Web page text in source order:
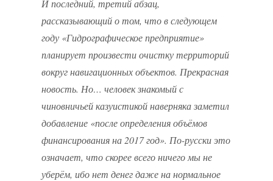
И последний, третий абзац,
рассказывающий о том, что в следующем
году «Гидрографическое предприятие»
планирует произвести очистку территорий
вокруг навигационных объектов. Прекрасная
новость. Но… человек знакомый с
чиновничьей казуистикой наверняка заметил
добавление «после определения объёмов
финансирования на 2017 год». По-русски это
означает, что скорее всего ничего мы не
уберём, ибо нет денег даже на нормальное